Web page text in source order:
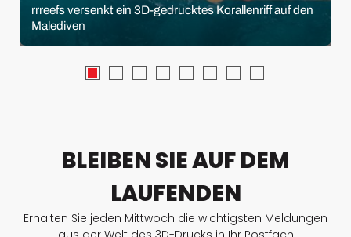
rrreefs versenkt ein 3D-gedrucktes Korallenriff auf den
Malediven
BLEIBEN SIE AUF DEM
LAUFENDEN
Erhalten Sie jeden Mittwoch die wichtigsten Meldungen